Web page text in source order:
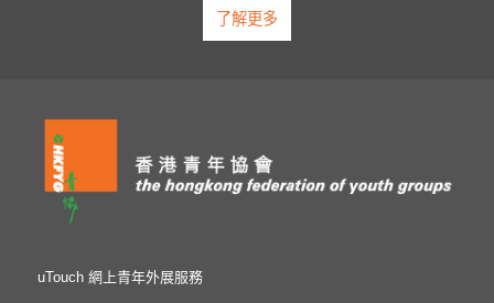
了解更多
uTouch 網上青年外展服務